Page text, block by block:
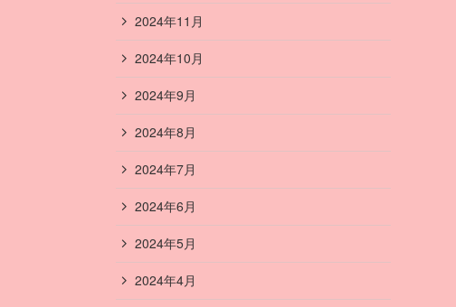
2024年11月
2024年10月
2024年9月
2024年8月
2024年7月
2024年6月
2024年5月
2024年4月